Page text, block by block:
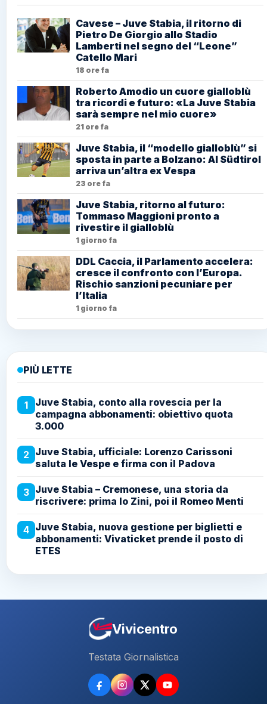
Cavese – Juve Stabia, il ritorno di
Pietro De Giorgio allo Stadio
Lamberti nel segno del “Leone”
Catello Mari
18 ore fa
Roberto Amodio un cuore gialloblù
tra ricordi e futuro: «La Juve Stabia
sarà sempre nel mio cuore»
21 ore fa
Juve Stabia, il “modello gialloblù” si
sposta in parte a Bolzano: Al Südtirol
arriva un’altra ex Vespa
23 ore fa
Juve Stabia, ritorno al futuro:
Tommaso Maggioni pronto a
rivestire il gialloblù
1 giorno fa
DDL Caccia, il Parlamento accelera:
cresce il confronto con l’Europa.
Rischio sanzioni pecuniare per
l’Italia
1 giorno fa
PIÙ LETTE
1
Juve Stabia, conto alla rovescia per la
campagna abbonamenti: obiettivo quota
3.000
2 Juve Stabia, ufficiale: Lorenzo Carissoni
saluta le Vespe e firma con il Padova
3 Juve Stabia – Cremonese, una storia da
riscrivere: prima lo Zini, poi il Romeo Menti
4 Juve Stabia, nuova gestione per biglietti e
abbonamenti: Vivaticket prende il posto di
ETES
Vivicentro
Testata Giornalistica